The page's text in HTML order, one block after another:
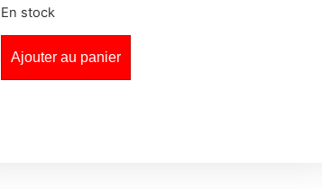
En stock
Ajouter au panier